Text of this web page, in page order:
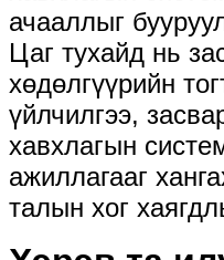
ачааллыг
Цаг тухайд нь
хөдөлгүүрийн
үйлчилгээ,
хавхлагын
ажиллагааг
талын хог